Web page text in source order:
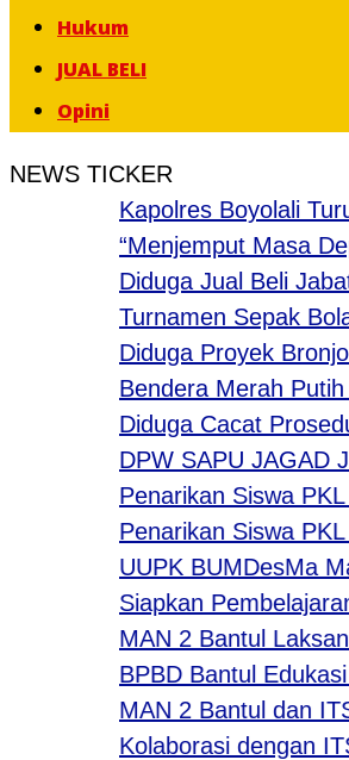
Hukum
JUAL BELI
Opini
NEWS TICKER
Kapolres Boyolali
“Menjemput Masa
Diduga Jual Beli
Turnamen Sepak Bola
Diduga Proyek
Bendera Merah Putih
Diduga Cacat
DPW SAPU JAGAD
Penarikan Siswa PKL
Penarikan Siswa PKL
UUPK BUMDesMa
Siapkan Pembelajaran
MAN 2 Bantul
BPBD Bantul Edukasi
MAN 2 Bantul dan ITS
Kolaborasi dengan ITS